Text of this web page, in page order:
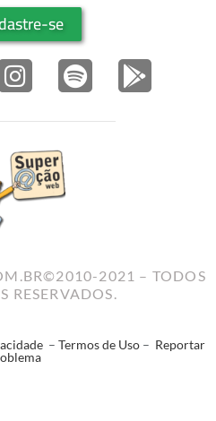
se
2021 – TODOS
RESERVADOS.
– Termos de Uso – Reportar